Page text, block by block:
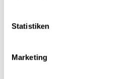
Statistiken
Marketing